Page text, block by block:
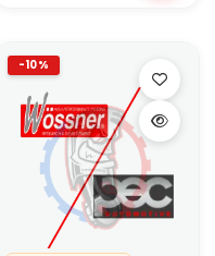
-10%